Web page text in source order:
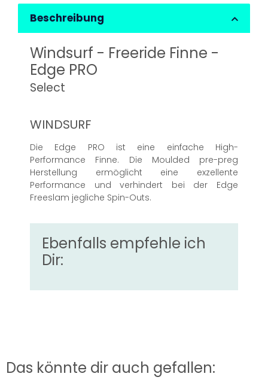
Beschreibung
Windsurf - Freeride Finne -
Edge PRO
Select
WINDSURF
Die Edge PRO ist eine einfache High-
Performance Finne. Die Moulded pre-preg
Herstellung ermöglicht eine exzellente
Performance und verhindert bei der Edge
Freeslam jegliche Spin-Outs.
Ebenfalls empfehle ich
Dir:
Das könnte dir auch gefallen: